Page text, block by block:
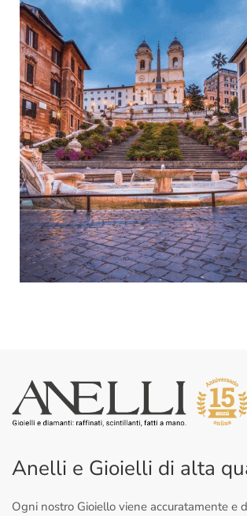
Anelli e Gioielli di alta
Ogni nostro Gioiello viene accuratamente e